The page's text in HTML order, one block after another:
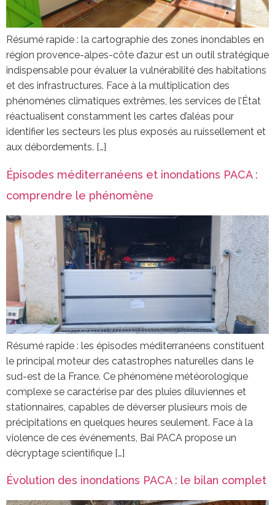
Résumé rapide : la cartographie des zones inondables en
région provence-alpes-côte d’azur est un outil stratégique
indispensable pour évaluer la vulnérabilité des habitations
et des infrastructures. Face à la multiplication des
phénomènes climatiques extrêmes, les services de l’État
réactualisent constamment les cartes d’aléas pour
identifier les secteurs les plus exposés au ruissellement et
aux débordements. […]
Épisodes méditerranéens et inondations PACA :
comprendre le phénomène
Résumé rapide : les épisodes méditerranéens constituent
le principal moteur des catastrophes naturelles dans le
sud-est de la France. Ce phénomène météorologique
complexe se caractérise par des pluies diluviennes et
stationnaires, capables de déverser plusieurs mois de
précipitations en quelques heures seulement. Face à la
violence de ces événements, Bai PACA propose un
décryptage scientifique […]
Évolution des inondations PACA : le bilan complet